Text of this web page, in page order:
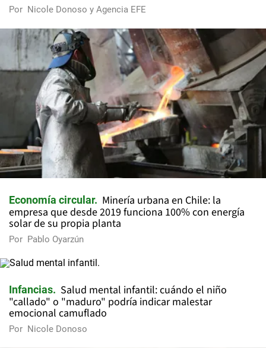
Por Nicole Donoso y Agencia EFE
Economía circular
Minería urbana en Chile: la
empresa que desde 2019 funciona 100% con energía
solar de su propia planta
Por Pablo Oyarzún
Infancias
Salud mental infantil: cuándo el niño
"callado" o "maduro" podría indicar malestar
emocional camuflado
Por Nicole Donoso